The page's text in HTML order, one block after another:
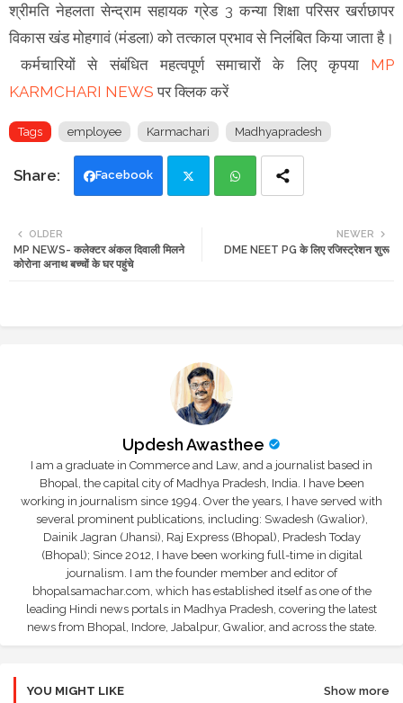
श्रीमति नेहलता सेन्द्राम सहायक ग्रेड 3 कन्या शिक्षा परिसर खर्राछापर
विकास खंड मोहगावं (मंडला) को तत्काल प्रभाव से निलंबित किया जाता है।
कर्मचारियों से संबंधित महत्वपूर्ण समाचारों के लिए कृपया MP
KARMCHARI NEWS पर क्लिक करें
Tags employee Karmachari Madhyapradesh
Facebook
tte ats
NEWER
DME NEET PG के लिए रजिस्ट्रेशन शुरू
OLDER
MP NEWS- कलेक्टर अंकल दिवाली मिलने
कोरोना अनाथ बच्चों के घर पहुंचे
Updesh Awasthee
I am a graduate in Commerce and Law, and a journalist based in
Bhopal, the capital city of Madhya Pradesh, India. I have been
working in journalism since 1994. Over the years, I have served with
several prominent publications, including: Swadesh (Gwalior),
Dainik Jagran (Jhansi), Raj Express (Bhopal), Pradesh Today
(Bhopal); Since 2012, I have been working full-time in digital
journalism. I am the founder member and editor of
bhopalsamachar.com, which has established itself as one of the
leading Hindi news portals in Madhya Pradesh, covering the latest
news from Bhopal, Indore, Jabalpur, Gwalior, and across the state.
YOU MIGHT LIKE Show more